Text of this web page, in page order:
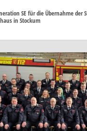
SE für die Übernahme der
in Stockum